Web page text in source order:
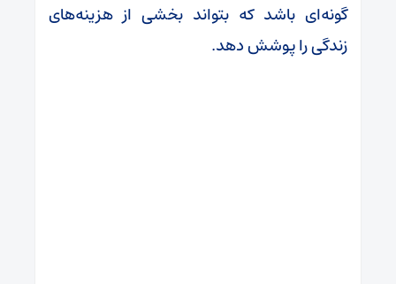
گونه‌ای باشد که بتواند بخشی از هزینه‌های
زندگی را پوشش دهد.